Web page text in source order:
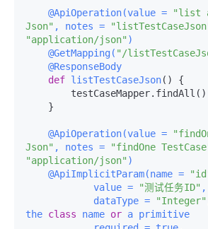
    @ApiOperation(
value =
"list
Json" , notes =
"application/json" )
    @GetMapping(
"/
    @ResponseBody
def listTestCaseJson() {
    @ApiOperation(
value =
Json" , notes = "findOne
"application/json" )
    @ApiImplicitParam(
name =
            value =
"测试任务ID" ,
            dataType =
"Integer"
the class name or a primitive